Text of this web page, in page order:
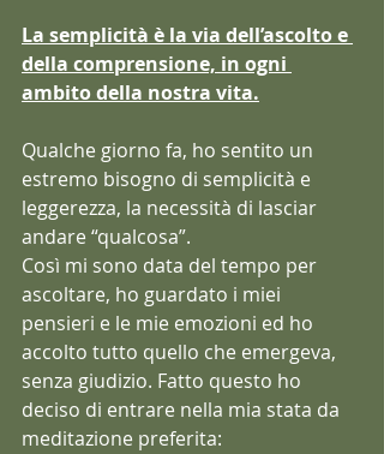
La semplicità è la via dell’ascolto e
della comprensione, in ogni
ambito della nostra vita.
Qualche giorno fa, ho sentito un
estremo bisogno di semplicità e
leggerezza, la necessità di lasciar
andare “qualcosa”.
Così mi sono data del tempo per
ascoltare, ho guardato i miei
pensieri e le mie emozioni ed ho
accolto tutto quello che emergeva,
senza giudizio. Fatto questo ho
deciso di entrare nella mia stata da
meditazione preferita: